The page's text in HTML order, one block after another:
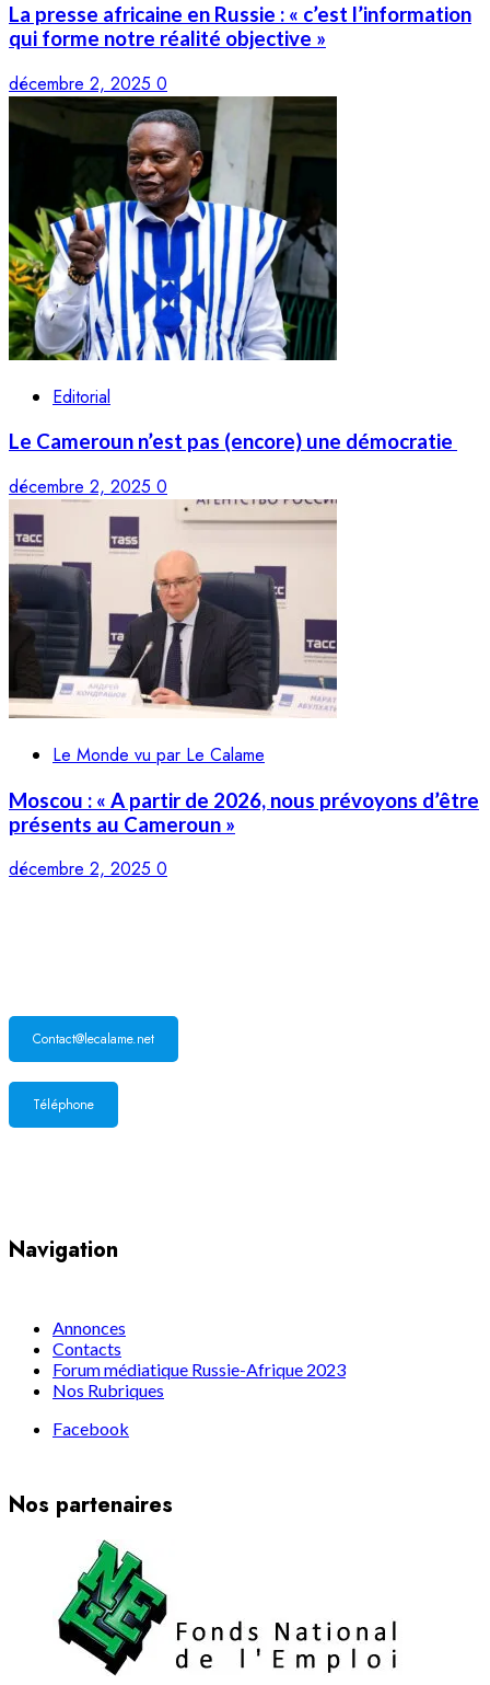
La presse africaine en Russie : « c’est l’information
qui forme notre réalité objective »
décembre 2, 2025 0
Editorial
Le Cameroun n’est pas (encore) une démocratie
décembre 2, 2025 0
Le Monde vu par Le Calame
Moscou : « A partir de 2026, nous prévoyons d’être
présents au Cameroun »
décembre 2, 2025 0
Contact@lecalame.net
Téléphone
Navigation
Annonces
Contacts
Forum médiatique Russie-Afrique 2023
Nos Rubriques
Facebook
Nos partenaires